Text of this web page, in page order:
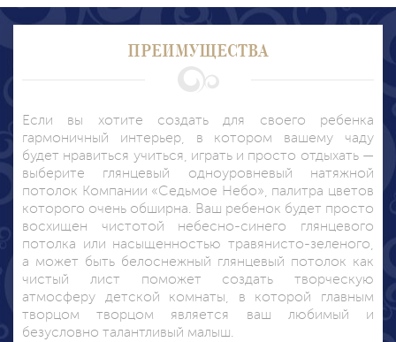
ПРЕИМУЩЕСТВА
Если вы хотите создать для своего ребенка
гармоничный интерьер, в котором вашему чаду
будет нравиться учиться, играть и просто отдыхать —
выберите глянцевый одноуровневый натяжной
потолок Компании «Седьмое Небо», палитра цветов
которого очень обширна. Ваш ребенок будет просто
восхищен чистотой небесно-синего глянцевого
потолка или насыщенностью травянисто-зеленого,
а может быть белоснежный глянцевый потолок как
чистый лист поможет создать творческую
атмосферу детской комнаты, в которой главным
творцом творцом является ваш любимый и
безусловно талантливый малыш.